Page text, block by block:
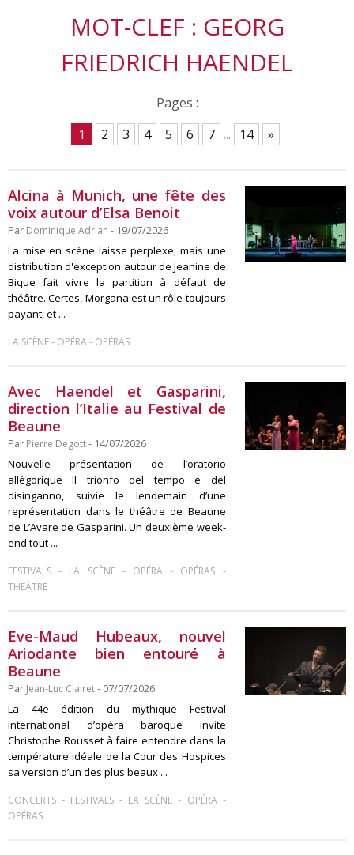
MOT-CLEF : GEORG
FRIEDRICH HAENDEL
Pages :
1
2 3 4 5 6 7 ... 14 »
Alcina à Munich, une fête des
voix autour d’Elsa Benoit
Par Dominique Adrian - 19/07/2026
La mise en scène laisse perplexe, mais une
distribution d'exception autour de Jeanine de
Bique fait vivre la partition à défaut de
théâtre. Certes, Morgana est un rôle toujours
payant, et ...
LA SCÈNE- OPÉRA- OPÉRAS
Avec Haendel et Gasparini,
direction l’Italie au Festival de
Beaune
Par Pierre Degott- 14/07/2026
Nouvelle présentation de l’oratorio
allégorique Il trionfo del tempo e del
disinganno, suivie le lendemain d’une
représentation dans le théâtre de Beaune
de L’Avare de Gasparini. Un deuxième week-
end tout ...
FESTIVALS - LA SCÈNE- OPÉRA - OPÉRAS -
THÉÂTRE
Eve-Maud Hubeaux, nouvel
Ariodante bien entouré à
Beaune
Par Jean-Luc Clairet- 07/07/2026
La 44e édition du mythique Festival
international d’opéra baroque invite
Christophe Rousset à faire entendre dans la
température idéale de la Cour des Hospices
sa version d’un des plus beaux ...
CONCERTS - FESTIVALS - LA SCÈNE - OPÉRA-
OPÉRAS